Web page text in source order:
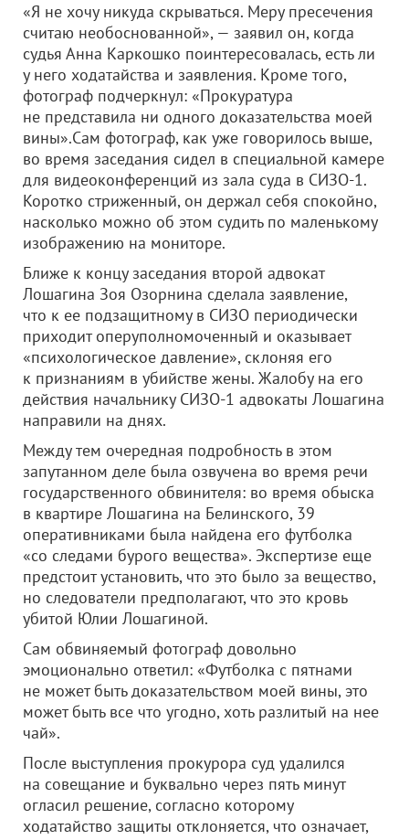
«Я не хочу никуда скрываться. Меру пресечения
считаю необоснованной», — заявил он, когда
судья Анна Каркошко поинтересовалась, есть ли
у него ходатайства и заявления. Кроме того,
фотограф подчеркнул: «Прокуратура
не представила ни одного доказательства моей
вины».Сам фотограф, как уже говорилось выше,
во время заседания сидел в специальной камере
для видеоконференций из зала суда в СИЗО-1.
Коротко стриженный, он держал себя спокойно,
насколько можно об этом судить по маленькому
изображению на мониторе.
Ближе к концу заседания второй адвокат
Лошагина Зоя Озорнина сделала заявление,
что к ее подзащитному в СИЗО периодически
приходит оперуполномоченный и оказывает
«психологическое давление», склоняя его
к признаниям в убийстве жены. Жалобу на его
действия начальнику СИЗО-1 адвокаты Лошагина
направили на днях.
Между тем очередная подробность в этом
запутанном деле была озвучена во время речи
государственного обвинителя: во время обыска
в квартире Лошагина на Белинского, 39
оперативниками была найдена его футболка
«со следами бурого вещества». Экспертизе еще
предстоит установить, что это было за вещество,
но следователи предполагают, что это кровь
убитой Юлии Лошагиной.
Сам обвиняемый фотограф довольно
эмоционально ответил: «Футболка с пятнами
не может быть доказательством моей вины, это
может быть все что угодно, хоть разлитый на нее
чай».
После выступления прокурора суд удалился
на совещание и буквально через пять минут
огласил решение, согласно которому
ходатайство защиты отклоняется, что означает,